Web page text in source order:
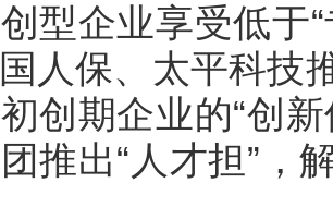
型企业享受低于
人保、太平科技
创期企业的“创
推出“人才担”，